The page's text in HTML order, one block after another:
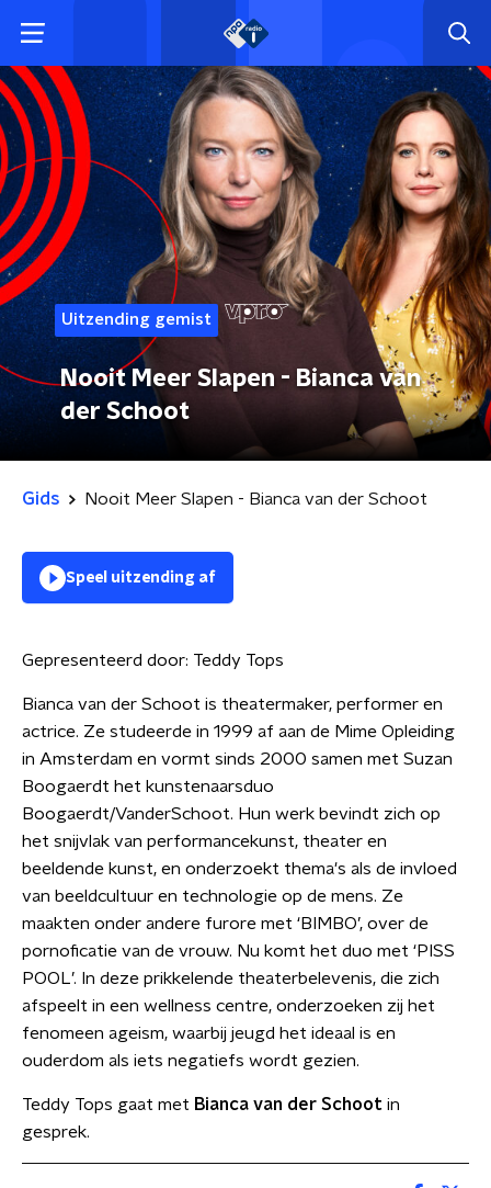
Uitzending gemist
Nooit Meer Slapen - Bianca van
der Schoot
Gids Nooit Meer Slapen - Bianca van der Schoot
Speel uitzending af
Gepresenteerd door: Teddy Tops
Bianca van der Schoot is theatermaker, performer en
actrice. Ze studeerde in 1999 af aan de Mime Opleiding
in Amsterdam en vormt sinds 2000 samen met Suzan
Boogaerdt het kunstenaarsduo
Boogaerdt/VanderSchoot. Hun werk bevindt zich op
het snijvlak van performancekunst, theater en
beeldende kunst, en onderzoekt thema's als de invloed
van beeldcultuur en technologie op de mens. Ze
maakten onder andere furore met ‘BIMBO’, over de
pornoficatie van de vrouw. Nu komt het duo met ‘PISS
POOL’. In deze prikkelende theaterbelevenis, die zich
afspeelt in een wellness centre, onderzoeken zij het
fenomeen ageism, waarbij jeugd het ideaal is en
ouderdom als iets negatiefs wordt gezien.
Teddy Tops gaat met Bianca van der Schoot in
gesprek.